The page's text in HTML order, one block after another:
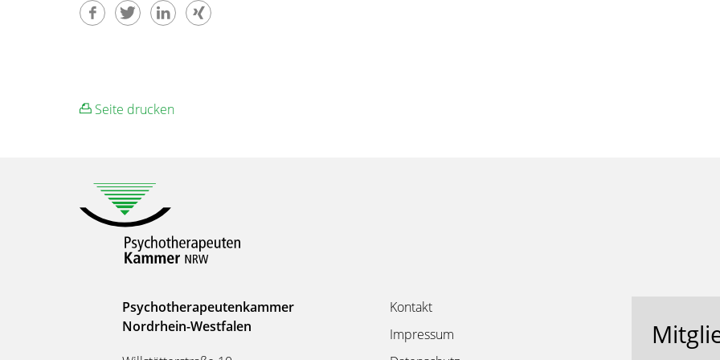
Seite drucken
Psychotherapeutenkammer
Nordrhein-Westfalen
Kontakt
Impressum